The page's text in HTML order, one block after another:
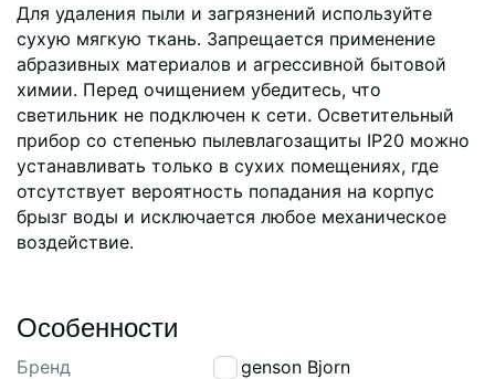
Для удаления пыли и загрязнений используйте
сухую мягкую ткань. Запрещается применение
абразивных материалов и агрессивной бытовой
химии. Перед очищением убедитесь, что
светильник не подключен к сети. Осветительный
прибор со степенью пылевлагозащиты IP20 можно
устанавливать только в сухих помещениях, где
отсутствует вероятность попадания на корпус
брызг воды и исключается любое механическое
воздействие.
Особенности
Бренд
Bergenson Bjorn